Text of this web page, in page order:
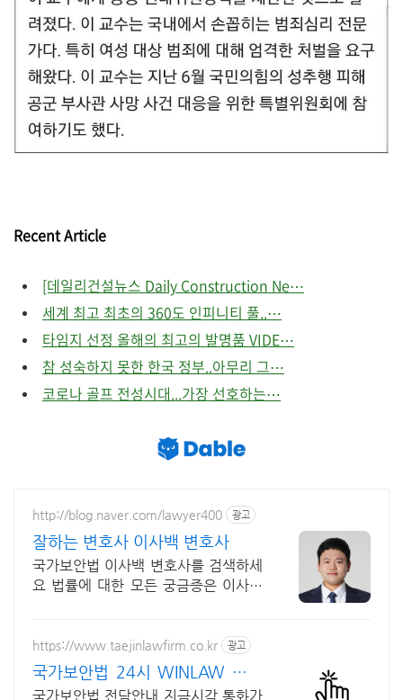
Recent Article
[데일리건설뉴스 Daily Construction Ne⋯
세계 최고 최초의 360도 인피니티 풀..⋯
타임지 선정 올해의 최고의 발명품 VIDE⋯
참 성숙하지 못한 한국 정부..아무리 그⋯
코로나 골프 전성시대...가장 선호하는⋯
http://blog.naver.com/lawyer400 광고
잘하는 변호사 이사백 변호사
국가보안법 이사백 변호사를 검색하세
요 법률에 대한 모든 궁금증은 이사백
https://www.taejinlawfirm.co.kr 광고
국가보안법 24시 WINLAW 승소
를위해
국가보안법 전담안내 지금시각 통화가